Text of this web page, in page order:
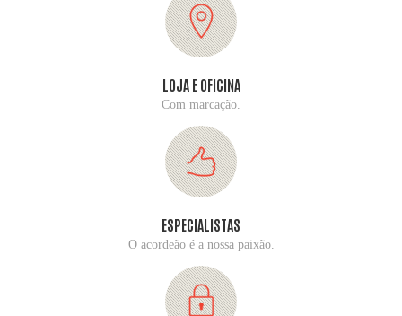
LOJA E OFICINA
Com marcação.
ESPECIALISTAS
O acordeão é a nossa paixão.